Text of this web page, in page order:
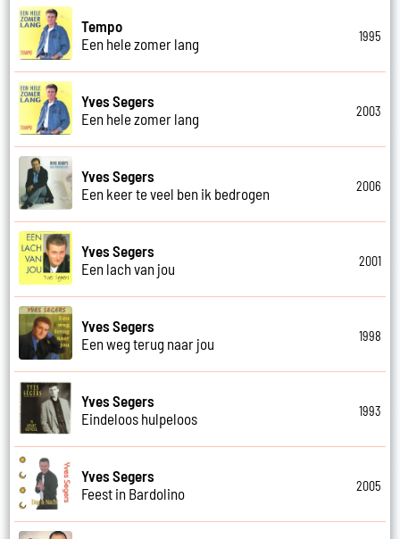
Tempo
Een hele zomer lang
1995
Yves Segers
Een hele zomer lang
2003
Yves Segers
Een keer te veel ben ik bedrogen
2006
Yves Segers
Een lach van jou
2001
Yves Segers
Een weg terug naar jou
1998
Yves Segers
Eindeloos hulpeloos
1993
Yves Segers
Feest in Bardolino
2005